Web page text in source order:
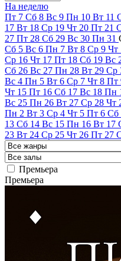
На неделю
Пт 7 Сб 8 Вс 9 Пн 10 Вт 11
17 Вт 18 Ср 19 Чт 20 Пт 21
27 Пт 28 Сб 29 Вс 30 Пн 31
Сб 5 Вс 6 Пн 7 Вт 8 Ср 9 Чт
Ср 16 Чт 17 Пт 18 Сб 19 Вс
Сб 26 Вс 27 Пн 28 Вт 29 Ср
Вс 4 Пн 5 Вт 6 Ср 7 Чт 8 Пт
Чт 15 Пт 16 Сб 17 Вс 18 Пн
Вс 25 Пн 26 Вт 27 Ср 28 Чт
Пн 2 Вт 3 Ср 4 Чт 5 Пт 6 Сб
13 Сб 14 Вс 15 Пн 16 Вт 17
23 Вт 24 Ср 25 Чт 26 Пт 27
Премьера
Премьера